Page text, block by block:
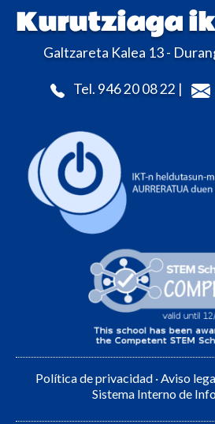
Kurutziaga
Galtzareta Kalea 13 -
Tel. 946 20 08 22 |
Política de privacidad ·Aviso
Sistema Interno de